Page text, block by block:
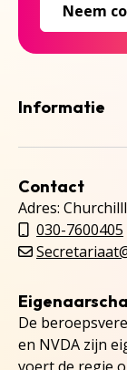
Neem
Informatie
Contact
Adres:
030-7600405
De
en NVDA zijn